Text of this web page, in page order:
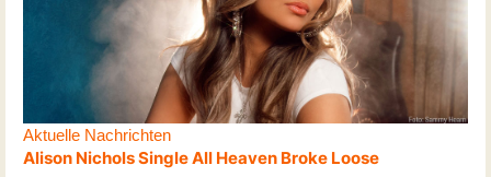
Aktuelle Nachrichten
Alison Nichols Single All Heaven Broke Loose